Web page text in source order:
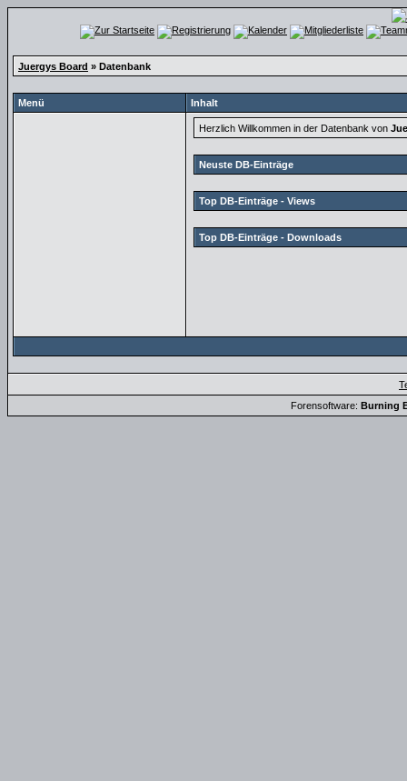
Juergys Board » Datenbank
Menü Inhalt
Herzlich Willkommen in der Datenbank von
Neuste DB-Einträge
Top DB-Einträge - Views
Top DB-Einträge - Downloads
Forensoftware: Burning